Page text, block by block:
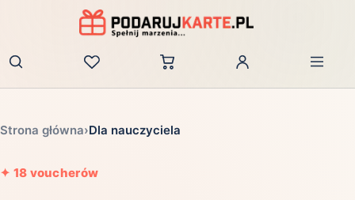
Zaloguj
Strona główna›Dla nauczyciela
✦ 18 voucherów